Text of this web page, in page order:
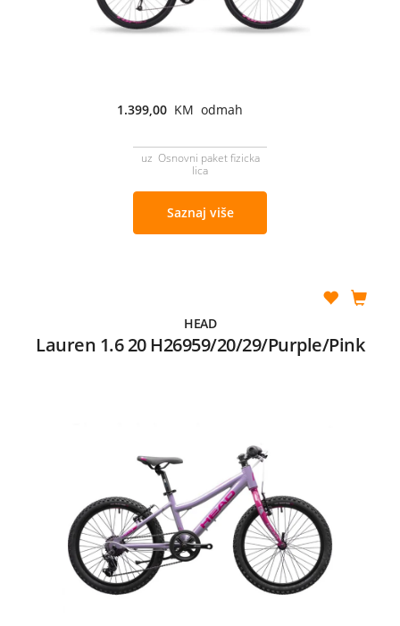
1.399,00 KM odmah
uz Osnovni paket fizicka
lica
Saznaj više
HEAD
Lauren 1.6 20 H26959/20/29/Purple/Pink